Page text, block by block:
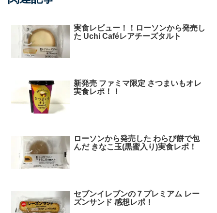
実食レビュー！！ローソンから発売し
た Uchi Caféレアチーズタルト
新発売 ファミマ限定 さつまいもオレ
実食レポ！！
ローソンから発売した わらび餅で包
んだ きなこ玉(黒蜜入り)実食レポ！
セブンイレブンの７プレミアム レー
ズンサンド 感想レポ！